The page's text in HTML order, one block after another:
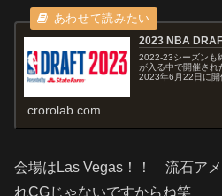
2023 NBA
2022-23シーズンも
が入る中で開催さ
2023年6月22日に開
crorolab.com
会場はLas Vegas！！ 流石ア
れCGじゃないですからね笑